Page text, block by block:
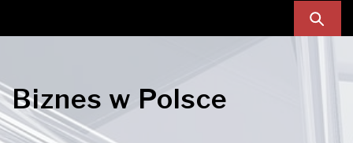
Biznes w Polsce